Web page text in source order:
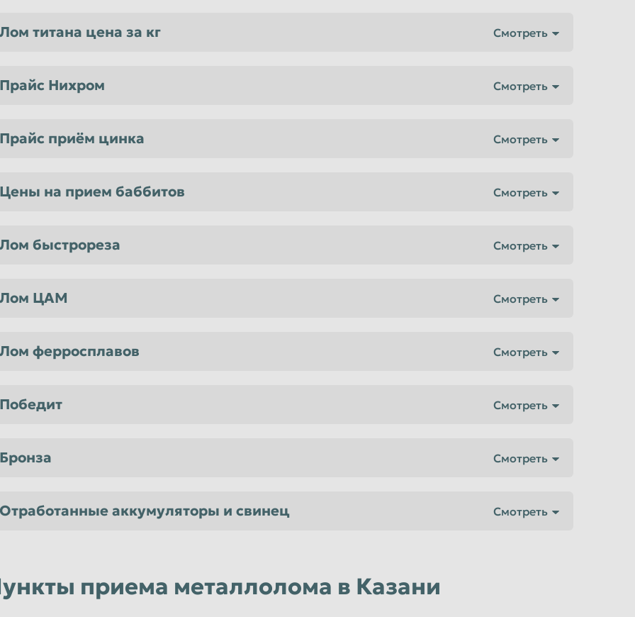
Лом титана цена за кг
Прайс Нихром
Прайс приём цинка
Цены на прием баббитов
Лом быстрореза
Лом ЦАМ
Лом ферросплавов
Победит
Бронза
Отработанные аккумуляторы и свинец
приема металлолома в Казани